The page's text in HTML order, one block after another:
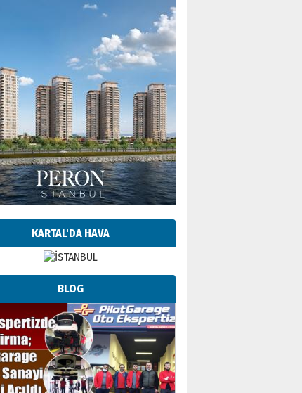
KARTAL'DA HAVA
BLOG